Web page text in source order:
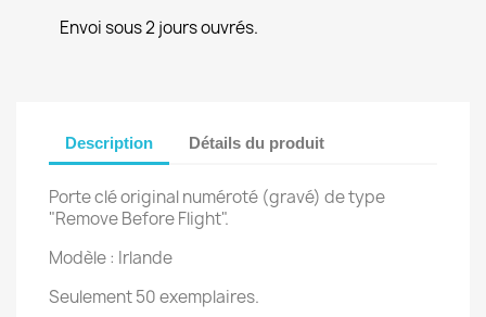
Envoi sous 2 jours ouvrés.
Description Détails du produit
Porte clé original numéroté (gravé) de type
"Remove Before Flight".
Modèle : Irlande
Seulement 50 exemplaires.